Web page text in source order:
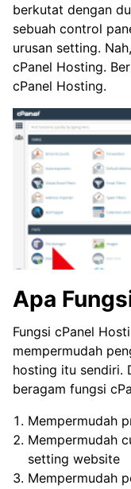
berkutat dengan
sebuah control
urusan setting.
cPanel Hosting.
cPanel Hosting.
Apa
Fungsi cPanel
mempermudah
hosting itu sendiri.
beragam fungsi
Mempermudah
Mempermudah
setting website
Mempermudah